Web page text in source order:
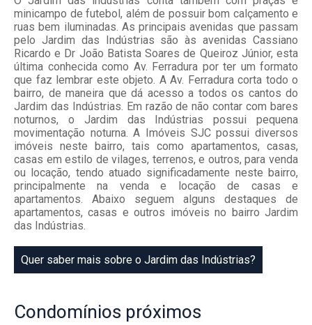
minicampo de futebol, além de possuir bom calçamento e
ruas bem iluminadas. As principais avenidas que passam
pelo Jardim das Indústrias são às avenidas Cassiano
Ricardo e Dr João Batista Soares de Queiroz Júnior, esta
última conhecida como Av. Ferradura por ter um formato
que faz lembrar este objeto. A Av. Ferradura corta todo o
bairro, de maneira que dá acesso a todos os cantos do
Jardim das Indústrias. Em razão de não contar com bares
noturnos, o Jardim das Indústrias possui pequena
movimentação noturna. A Imóveis SJC possui diversos
imóveis neste bairro, tais como apartamentos, casas,
casas em estilo de vilages, terrenos, e outros, para venda
ou locação, tendo atuado significadamente neste bairro,
principalmente na venda e locação de casas e
apartamentos. Abaixo seguem alguns destaques de
apartamentos, casas e outros imóveis no bairro Jardim
das Indústrias.
Quer saber mais sobre o Jardim das Indústrias?
Condomínios próximos